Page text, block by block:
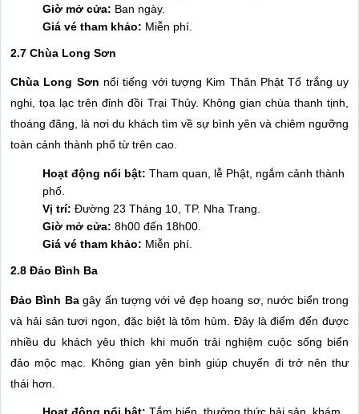
Giờ mở cửa: Ban ngày.
Giá vé tham khảo: Miễn phí.
2.7 Chùa Long Sơn
Chùa Long Sơn nổi tiếng với tượng Kim Thân Phật Tổ trắng uy
nghi, tọa lạc trên đỉnh đồi Trại Thủy. Không gian chùa thanh tịnh,
thoáng đãng, là nơi du khách tìm về sự bình yên và chiêm ngưỡng
toàn cảnh thành phố từ trên cao.
Hoạt động nổi bật: Tham quan, lễ Phật, ngắm cảnh thành
phố.
Vị trí: Đường 23 Tháng 10, TP. Nha Trang.
Giờ mở cửa: 8h00 đến 18h00.
Giá vé tham khảo: Miễn phí.
2.8 Đảo Bình Ba
Đảo Bình Bagây ấn tượng với vẻ đẹp hoang sơ, nước biển trong
và hải sản tươi ngon, đặc biệt là tôm hùm. Đây là điểm đến được
nhiều du khách yêu thích khi muốn trải nghiệm cuộc sống biển
đảo mộc mạc. Không gian yên bình giúp chuyến đi trở nên thư
thái hơn.